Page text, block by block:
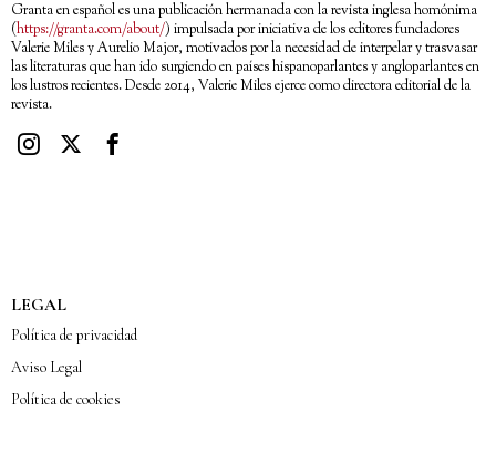
Granta en español es una publicación hermanada con la revista inglesa homónima
(https://granta.com/about/) impulsada por iniciativa de los editores fundadores
Valerie Miles y Aurelio Major, motivados por la necesidad de interpelar y trasvasar
las literaturas que han ido surgiendo en países hispanoparlantes y angloparlantes en
los lustros recientes. Desde 2014, Valerie Miles ejerce como directora editorial de la
revista.
LEGAL
Política de privacidad
Aviso Legal
Política de cookies